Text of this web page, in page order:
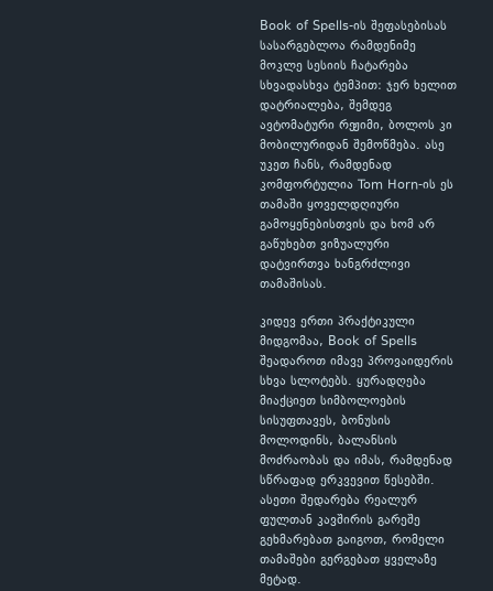
Book of Spells-ის შეფასებისას
სასარგებლოა რამდენიმე
მოკლე სესიის ჩატარება
სხვადასხვა ტემპით: ჯერ ხელით
დატრიალება, შემდეგ
ავტომატური რეჟიმი, ბოლოს კი
მობილურიდან შემოწმება. ასე
უკეთ ჩანს, რამდენად
კომფორტულია Tom Horn-ის ეს
თამაში ყოველდღიური
გამოყენებისთვის და ხომ არ
გაწუხებთ ვიზუალური
დატვირთვა ხანგრძლივი
თამაშისას.
კიდევ ერთი პრაქტიკული
მიდგომაა, Book of Spells
შეადაროთ იმავე პროვაიდერის
სხვა სლოტებს. ყურადღება
მიაქციეთ სიმბოლოების
სისუფთავეს, ბონუსის
მოლოდინს, ბალანსის
მოძრაობას და იმას, რამდენად
სწრაფად ერკვევით წესებში.
ასეთი შედარება რეალურ
ფულთან კავშირის გარეშე
გეხმარებათ გაიგოთ, რომელი
თამაშები გერგებათ ყველაზე
მეტად.